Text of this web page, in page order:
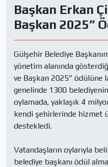
Başkan Erkan
Başkan 2025”
Gülşehir Belediye
yönetim alanında
ve Başkan 2025” ödülüne
genelinde 1300
oylamada, yaklaşık 4
kendi şehirlerinde hizmet
destekledi.
Vatandaşların oylarıyla
belediye başkanı ödül